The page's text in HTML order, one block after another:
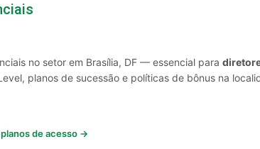
no setor em Brasília, DF — essencial para
planos de sucessão e políticas de bônus na
de acesso →